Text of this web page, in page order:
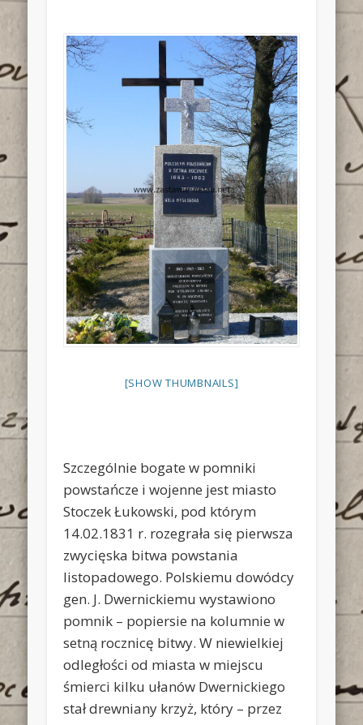
[SHOW THUMBNAILS]
Szczególnie bogate w pomniki
powstańcze i wojenne jest miasto
Stoczek Łukowski, pod którym
14.02.1831 r. rozegrała się pierwsza
zwycięska bitwa powstania
listopadowego. Polskiemu dowódcy
gen. J. Dwernickiemu wystawiono
pomnik – popiersie na kolumnie w
setną rocznicę bitwy. W niewielkiej
odległości od miasta w miejscu
śmierci kilku ułanów Dwernickiego
stał drewniany krzyż, który – przez